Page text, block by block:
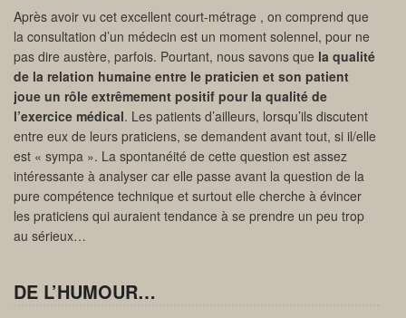
Après avoir vu cet excellent court-métrage , on comprend que
la consultation d’un médecin est un moment solennel, pour ne
pas dire austère, parfois. Pourtant, nous savons que la qualité
de la relation humaine entre le praticien et son patient
joue un rôle extrêmement positif pour la qualité de
l’exercice médical. Les patients d’ailleurs, lorsqu’ils discutent
entre eux de leurs praticiens, se demandent avant tout, si il/elle
est « sympa ». La spontanéité de cette question est assez
intéressante à analyser car elle passe avant la question de la
pure compétence technique et surtout elle cherche à évincer
les praticiens qui auraient tendance à se prendre un peu trop
au sérieux…
DE L’HUMOUR…